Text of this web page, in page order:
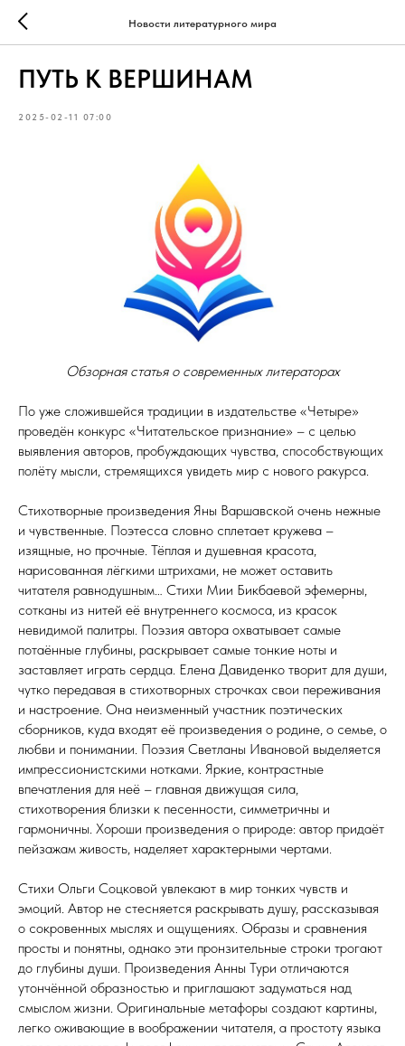
Новости литературного мира
ПУТЬ К ВЕРШИНАМ
2025-02-11 07:00
Обзорная статья о современных литераторах
По уже сложившейся традиции в издательстве «Четыре»
проведён конкурс «Читательское признание» – с целью
выявления авторов, пробуждающих чувства, способствующих
полёту мысли, стремящихся увидеть мир с нового ракурса.
Стихотворные произведения Яны Варшавской очень нежные
и чувственные. Поэтесса словно сплетает кружева –
изящные, но прочные. Тёплая и душевная красота,
нарисованная лёгкими штрихами, не может оставить
читателя равнодушным… Стихи Мии Бикбаевой эфемерны,
сотканы из нитей её внутреннего космоса, из красок
невидимой палитры. Поэзия автора охватывает самые
потаённые глубины, раскрывает самые тонкие ноты и
заставляет играть сердца. Елена Давиденко творит для души,
чутко передавая в стихотворных строчках свои переживания
и настроение. Она неизменный участник поэтических
сборников, куда входят её произведения о родине, о семье, о
любви и понимании. Поэзия Светланы Ивановой выделяется
импрессионистскими нотками. Яркие, контрастные
впечатления для неё – главная движущая сила,
стихотворения близки к песенности, симметричны и
гармоничны. Хороши произведения о природе: автор придаёт
пейзажам живость, наделяет характерными чертами.
Стихи Ольги Соцковой увлекают в мир тонких чувств и
эмоций. Автор не стесняется раскрывать душу, рассказывая
о сокровенных мыслях и ощущениях. Образы и сравнения
просты и понятны, однако эти пронзительные строки трогают
до глубины души. Произведения Анны Тури отличаются
утончённой образностью и приглашают задуматься над
смыслом жизни. Оригинальные метафоры создают картины,
легко оживающие в воображении читателя, а простоту языка